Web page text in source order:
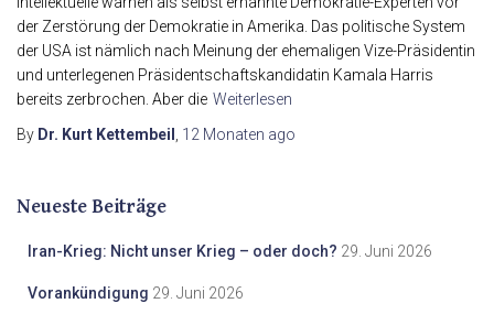
der Zerstörung der Demokratie in Amerika. Das politische System
der USA ist nämlich nach Meinung der ehemaligen Vize-Präsidentin
und unterlegenen Präsidentschaftskandidatin Kamala Harris
bereits zerbrochen. Aber die Weiterlesen
By Dr. Kurt Kettembeil 12 Monaten ago
Neueste Beiträge
Iran-Krieg: Nicht unser Krieg – oder doch? 29. Juni 2026
Vorankündigung 29. Juni 2026